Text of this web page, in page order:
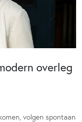
overleg
volgen spontaan